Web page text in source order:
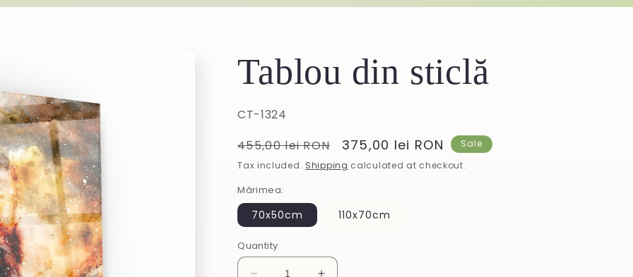
Tablou din sticlă
SKU:
CT-1324
Regular
price
455,00 lei RON
Sale
price
375,00 lei RON
Sale
Tax included. Shipping calculated at checkout.
Mărimea:
70x50cm 110x70cm
Quantity